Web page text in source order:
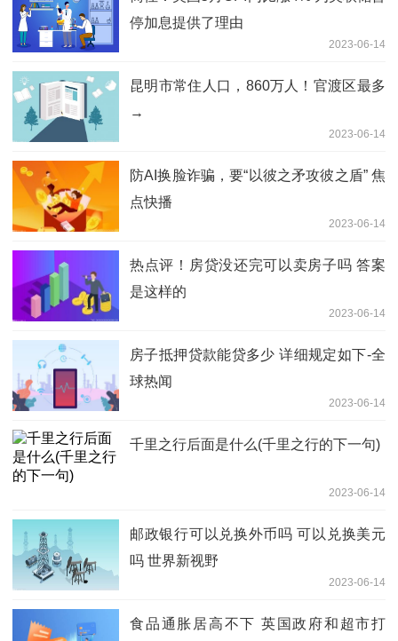
停加息提供了理由
2023-06-14
昆明市常住人口，860万人！官渡区最多
→
2023-06-14
防AI换脸诈骗，要“以彼之矛攻彼之盾” 焦
点快播
2023-06-14
热点评！房贷没还完可以卖房子吗 答案
是这样的
2023-06-14
房子抵押贷款能贷多少 详细规定如下-全
球热闻
2023-06-14
千里之行后面是什么(千里之行的下一句)
2023-06-14
邮政银行可以兑换外币吗 可以兑换美元
吗 世界新视野
2023-06-14
食品通胀居高不下 英国政府和超市打